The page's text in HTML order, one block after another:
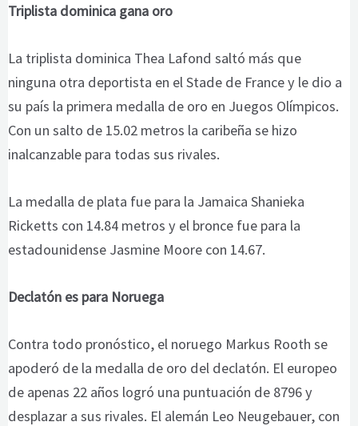
Triplista dominica gana oro
La triplista dominica Thea Lafond saltó más que
ninguna otra deportista en el Stade de France y le dio a
su país la primera medalla de oro en Juegos Olímpicos.
Con un salto de 15.02 metros la caribeña se hizo
inalcanzable para todas sus rivales.
La medalla de plata fue para la Jamaica Shanieka
Ricketts con 14.84 metros y el bronce fue para la
estadounidense Jasmine Moore con 14.67.
Declatón es para Noruega
Contra todo pronóstico, el noruego Markus Rooth se
apoderó de la medalla de oro del declatón. El europeo
de apenas 22 años logró una puntuación de 8796 y
desplazar a sus rivales. El alemán Leo Neugebauer, con